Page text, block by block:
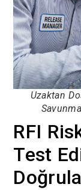
Uzaktan
RFI
Test